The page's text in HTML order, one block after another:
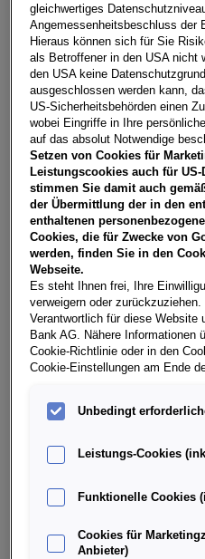
60 Monate
Händler
Online-
**Freibleibendes
USt, NoVA, zzgl. gesetzl.
Bearbeitungskosten EUR
27.490,00, Restwert EUR
variabel, Effektivzinssatz
34.204,23. Ihr
individuelles Angebot erstellen
Teilen
Weitere Infos &
Fahrzeugdaten
Finanzierung über die
Händlerinformation
gleichwertiges
Angemessenheitsbeschluss der
Hieraus können sich für Sie
als Betroffener in den USA nicht
den USA keine
ausgeschlossen werden kann,
US-Sicherheitsbehörden einen
wobei Eingriffe in Ihre
auf das absolut Notwendige
Setzen von Cookies für
Leistungscookies auch für
stimmen Sie damit auch
der Übermittlung der in den
enthaltenen
Cookies, die für Zwecke von
werden, finden Sie in den
Webseite.
Es steht Ihnen frei, Ihre
verweigern oder zurückzuziehen.
Verantwortlich für diese Website
Bank AG. Nähere Informationen
Cookie-Richtlinie oder in den
Cookie-Einstellungen am Ende
Unbedingt
Leistungs-Cookies
Funktionelle Cookies
Cookies für
Anbieter)